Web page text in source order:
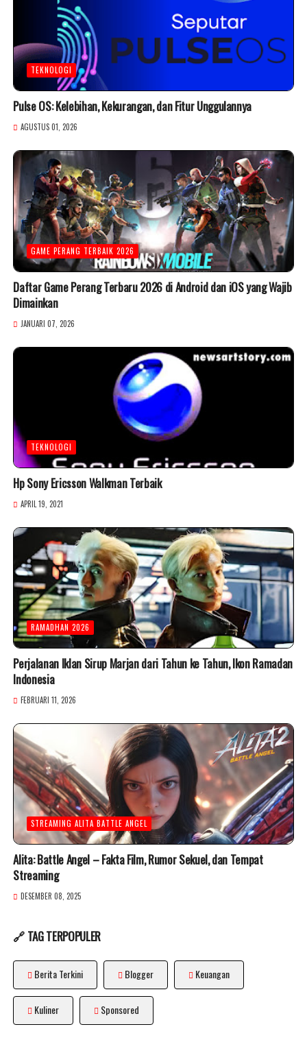
TEKNOLOGI
Pulse OS: Kelebihan, Kekurangan, dan Fitur Unggulannya
AGUSTUS 01, 2026
GAME PERANG TERBAIK 2026
Daftar Game Perang Terbaru 2026 di Android dan iOS yang Wajib
Dimainkan
JANUARI 07, 2026
TEKNOLOGI
Hp Sony Ericsson Walkman Terbaik
APRIL 19, 2021
RAMADHAN 2026
Perjalanan Iklan Sirup Marjan dari Tahun ke Tahun, Ikon Ramadan
Indonesia
FEBRUARI 11, 2026
STREAMING ALITA BATTLE ANGEL
Alita: Battle Angel – Fakta Film, Rumor Sekuel, dan Tempat
Streaming
DESEMBER 08, 2025
🔗 TAG TERPOPULER
Berita Terkini Blogger Keuangan
Kuliner Sponsored